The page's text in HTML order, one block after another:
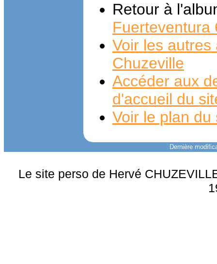
Retour à
Fuerteventura
Voir les
Chuzeville
Accéder aux
d'accueil du
Voir le plan du
Dernière
Le site perso de Hervé